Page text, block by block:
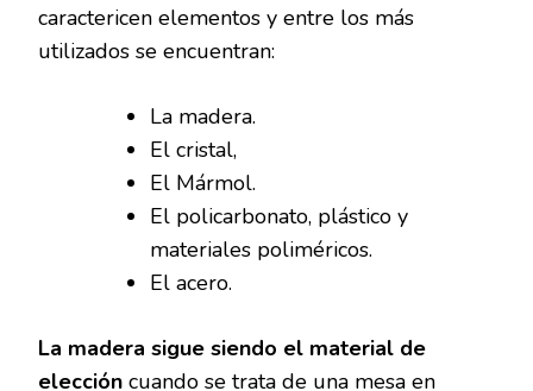
caractericen elementos y entre los más
utilizados se encuentran:
La madera.
El cristal,
El Mármol.
El policarbonato, plástico y
materiales poliméricos.
El acero.
La madera sigue siendo el material de
elección cuando se trata de una mesa en